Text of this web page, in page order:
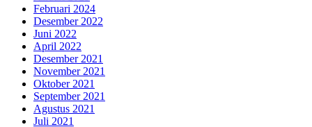
Februari 2024
Desember 2022
Juni 2022
April 2022
Desember 2021
November 2021
Oktober 2021
September 2021
Agustus 2021
Juli 2021